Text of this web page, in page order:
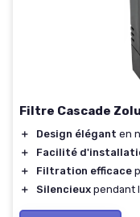
Filtre Cascade
＋ Design élégant en
＋
Facilité
＋
Filtration efficace
＋
Silencieux pendant